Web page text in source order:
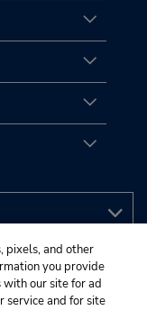
pixels, and other
you provide
our site for ad
service and for site